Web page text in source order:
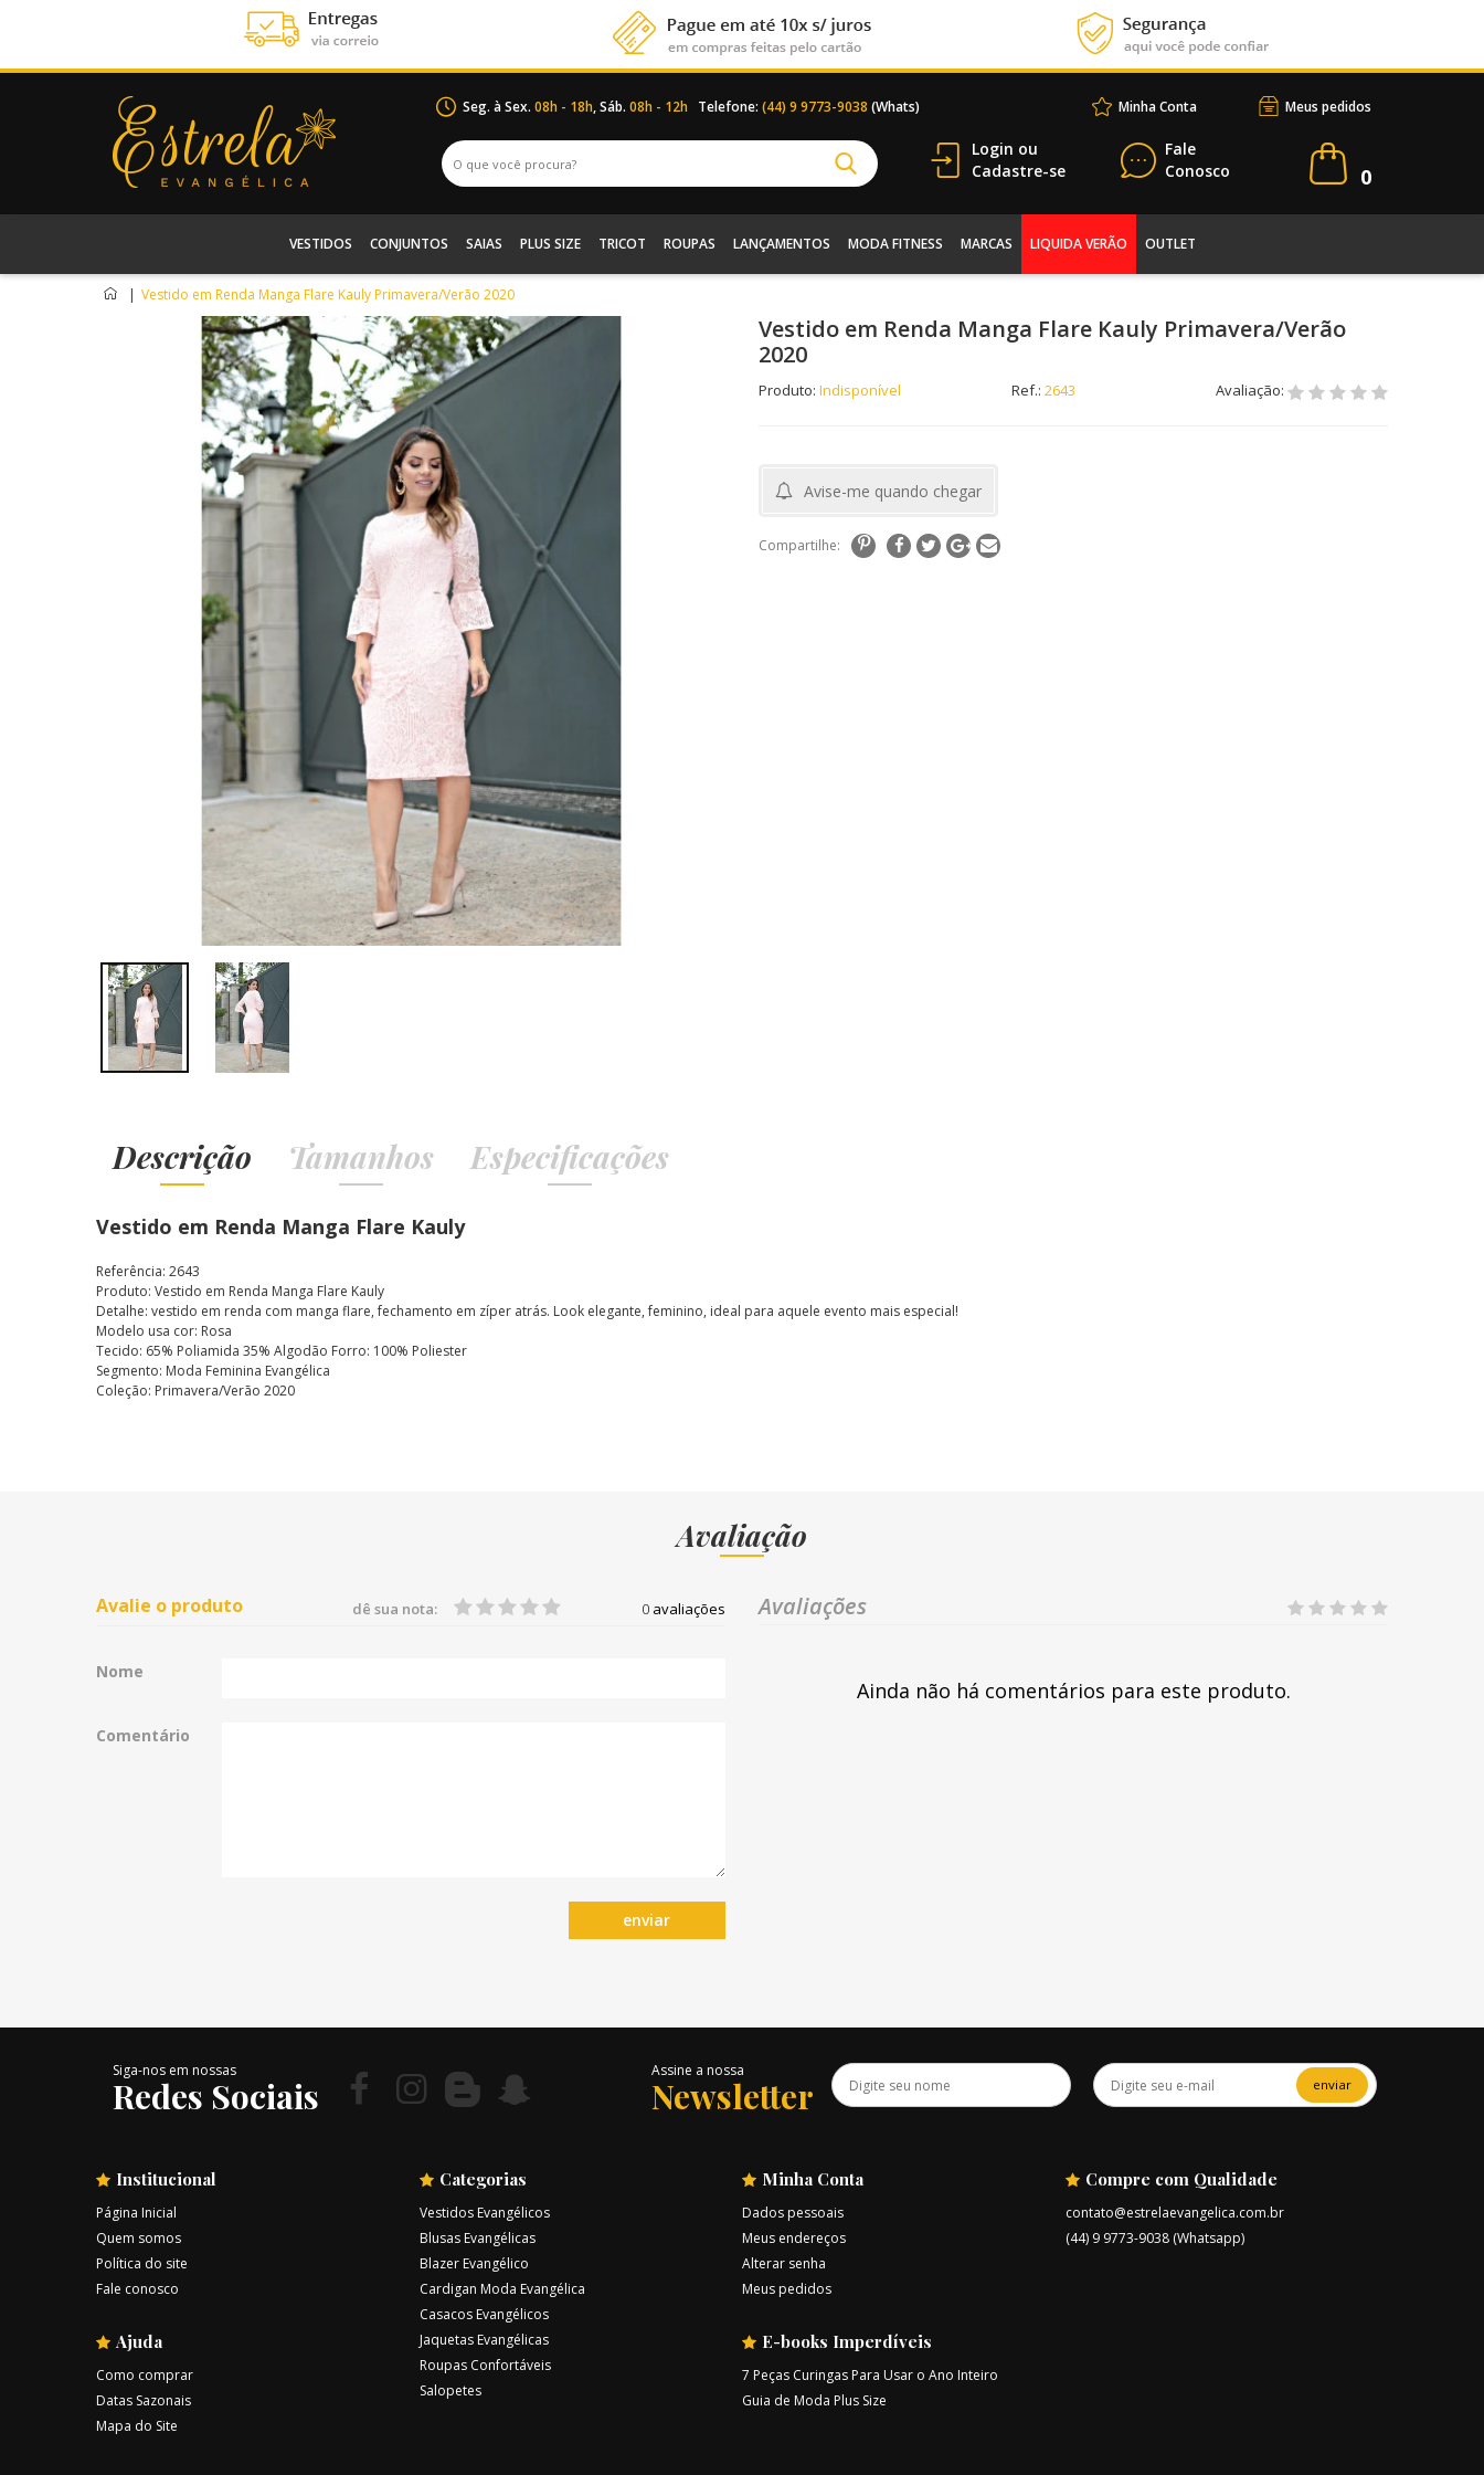
Seg. à Sex. 08h - 18h, Sáb. 08h - 12h Telefone: (44) 9 9773-9038 (Whats) Meus pedidos
Minha Conta
Login ou
Cadastre-se
Fale
Conosco
0
VESTIDOS CONJUNTOS SAIAS PLUS SIZE TRICOT ROUPAS LANÇAMENTOS MODA FITNESS MARCAS LIQUIDA VERÃO OUTLET
| Vestido em Renda Manga Flare Kauly Primavera/Verão 2020
Vestido em Renda Manga Flare Kauly Primavera/Verão
2020
Produto: Indisponível Ref.: 2643 Avaliação:
Avise-me quando chegar
Compartilhe:
Descrição
Vestido em Renda Manga Flare Kauly
Referência: 2643
Produto: Vestido em Renda Manga Flare Kauly
Detalhe: vestido em renda com manga flare, fechamento em zíper atrás. Look elegante, feminino, ideal para aquele evento mais especial!
Modelo usa cor: Rosa
Tecido: 65% Poliamida 35% Algodão Forro: 100% Poliester
Segmento: Moda Feminina Evangélica
Coleção: Primavera/Verão 2020
Tamanhos Especificações
Avaliação
Avalie o produto 0 avaliações
dê sua nota:
Nome
Comentário
enviar
Avaliações
Ainda não há comentários para este produto.
Siga-nos em nossas
Redes Sociais
Assine a nossa
Newsletter enviar
Institucional
Página Inicial
Quem somos
Política do site
Fale conosco
Ajuda
Como comprar
Datas Sazonais
Mapa do Site
Categorias
Vestidos Evangélicos
Blusas Evangélicas
Blazer Evangélico
Cardigan Moda Evangélica
Casacos Evangélicos
Jaquetas Evangélicas
Roupas Confortáveis
Salopetes
Minha Conta
Dados pessoais
Meus endereços
Alterar senha
Meus pedidos
E-books Imperdíveis
7 Peças Curingas Para Usar o Ano Inteiro
Guia de Moda Plus Size
Compre com Qualidade
contato@estrelaevangelica.com.br
(44) 9 9773-9038 (Whatsapp)